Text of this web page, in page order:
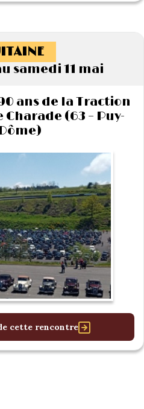
samedi 11 mai
ans de la Traction
(63 – Puy-
cette rencontre